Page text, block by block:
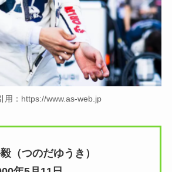
用：https://www.as-web.jp
（つのだゆうき）